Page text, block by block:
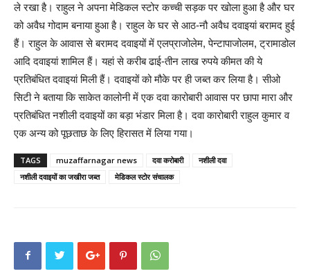
ले रखा है। राहुल ने अपना मेडिकल स्टोर कच्ची सड़क पर खोला हुआ है और घर
को अवैध गोदाम बनाया हुआ है। राहुल के घर से आठ-नौ अवैध दवाइयां बरामद हुई
हैं। राहुल के आवास से बरामद दवाइयों में एलप्राजोलेम, पेन्टापाजोलम, ट्रामाडोल
आदि दवाइयां शामिल हैं। यहां से करीब ढाई-तीन लाख रुपये कीमत की ये
प्रतिबंधित दवाइयां मिली हैं। दवाइयों को मौके पर ही जब्त कर लिया है। सीओ
सिटी ने बताया कि साकेत कालोनी में एक दवा कारोबारी आवास पर छापा मारा और
प्रतिबंधित नशीली दवाइयों का बड़ा भंडार मिला है। दवा कारोबारी राहुल कुमार व
एक अन्य को पूछताछ के लिए हिरासत में लिया गया।
TAGS muzaffarnagar news दवा करोबारी
नशीली दवा
नशीली दवाइयों का जखीरा जब्त
मेडिकल स्टोर संचालक